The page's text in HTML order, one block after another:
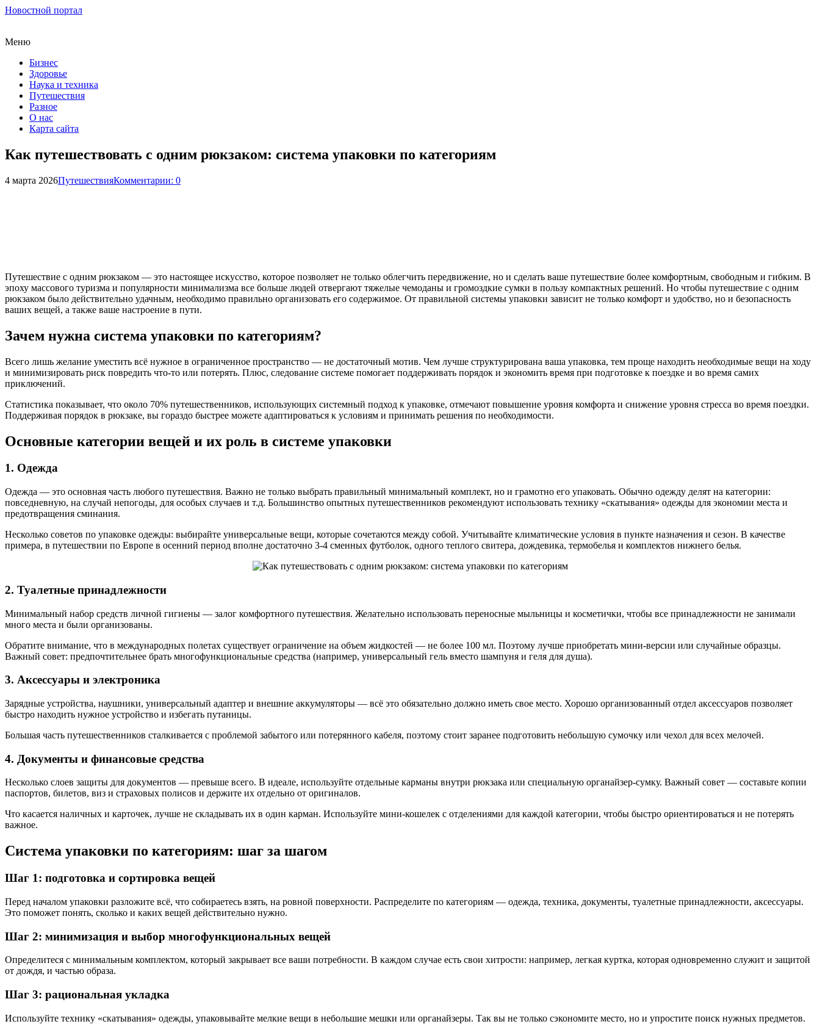
Новостной портал
Меню
Бизнес
Здоровье
Наука и техника
Путешествия
Разное
О нас
Карта сайта
Как путешествовать с одним рюкзаком: система упаковки по категориям
4 марта 2026ПутешествияКомментарии: 0
Путешествие с одним рюкзаком — это настоящее искусство, которое позволяет не только облегчить передвижение, но и сделать ваше путешествие более комфортным, свободным и гибким. В
эпоху массового туризма и популярности минимализма все больше людей отвергают тяжелые чемоданы и громоздкие сумки в пользу компактных решений. Но чтобы путешествие с одним
рюкзаком было действительно удачным, необходимо правильно организовать его содержимое. От правильной системы упаковки зависит не только комфорт и удобство, но и безопасность
ваших вещей, а также ваше настроение в пути.
Зачем нужна система упаковки по категориям?
Всего лишь желание уместить всё нужное в ограниченное пространство — не достаточный мотив. Чем лучше структурирована ваша упаковка, тем проще находить необходимые вещи на ходу
и минимизировать риск повредить что-то или потерять. Плюс, следование системе помогает поддерживать порядок и экономить время при подготовке к поездке и во время самих
приключений.
Статистика показывает, что около 70% путешественников, использующих системный подход к упаковке, отмечают повышение уровня комфорта и снижение уровня стресса во время поездки.
Поддерживая порядок в рюкзаке, вы гораздо быстрее можете адаптироваться к условиям и принимать решения по необходимости.
Основные категории вещей и их роль в системе упаковки
1. Одежда
Одежда — это основная часть любого путешествия. Важно не только выбрать правильный минимальный комплект, но и грамотно его упаковать. Обычно одежду делят на категории:
повседневную, на случай непогоды, для особых случаев и т.д. Большинство опытных путешественников рекомендуют использовать технику «скатывания» одежды для экономии места и
предотвращения сминания.
Несколько советов по упаковке одежды: выбирайте универсальные вещи, которые сочетаются между собой. Учитывайте климатические условия в пункте назначения и сезон. В качестве
примера, в путешествии по Европе в осенний период вполне достаточно 3-4 сменных футболок, одного теплого свитера, дождевика, термобелья и комплектов нижнего белья.
2. Туалетные принадлежности
Минимальный набор средств личной гигиены — залог комфортного путешествия. Желательно использовать переносные мыльницы и косметички, чтобы все принадлежности не занимали
много места и были организованы.
Обратите внимание, что в международных полетах существует ограничение на объем жидкостей — не более 100 мл. Поэтому лучше приобретать мини-версии или случайные образцы.
Важный совет: предпочтительнее брать многофункциональные средства (например, универсальный гель вместо шампуня и геля для душа).
3. Аксессуары и электроника
Зарядные устройства, наушники, универсальный адаптер и внешние аккумуляторы — всё это обязательно должно иметь свое место. Хорошо организованный отдел аксессуаров позволяет
быстро находить нужное устройство и избегать путаницы.
Большая часть путешественников сталкивается с проблемой забытого или потерянного кабеля, поэтому стоит заранее подготовить небольшую сумочку или чехол для всех мелочей.
4. Документы и финансовые средства
Несколько слоев защиты для документов — превыше всего. В идеале, используйте отдельные карманы внутри рюкзака или специальную органайзер-сумку. Важный совет — составьте копии
паспортов, билетов, виз и страховых полисов и держите их отдельно от оригиналов.
Что касается наличных и карточек, лучше не складывать их в один карман. Используйте мини-кошелек с отделениями для каждой категории, чтобы быстро ориентироваться и не потерять
важное.
Система упаковки по категориям: шаг за шагом
Шаг 1: подготовка и сортировка вещей
Перед началом упаковки разложите всё, что собираетесь взять, на ровной поверхности. Распределите по категориям — одежда, техника, документы, туалетные принадлежности, аксессуары.
Это поможет понять, сколько и каких вещей действительно нужно.
Шаг 2: минимизация и выбор многофункциональных вещей
Определитеся с минимальным комплектом, который закрывает все ваши потребности. В каждом случае есть свои хитрости: например, легкая куртка, которая одновременно служит и защитой
от дождя, и частью образа.
Шаг 3: рациональная укладка
Используйте технику «скатывания» одежды, упаковывайте мелкие вещи в небольшие мешки или органайзеры. Так вы не только сэкономите место, но и упростите поиск нужных предметов.